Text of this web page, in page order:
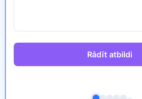
Rādīt atbildi